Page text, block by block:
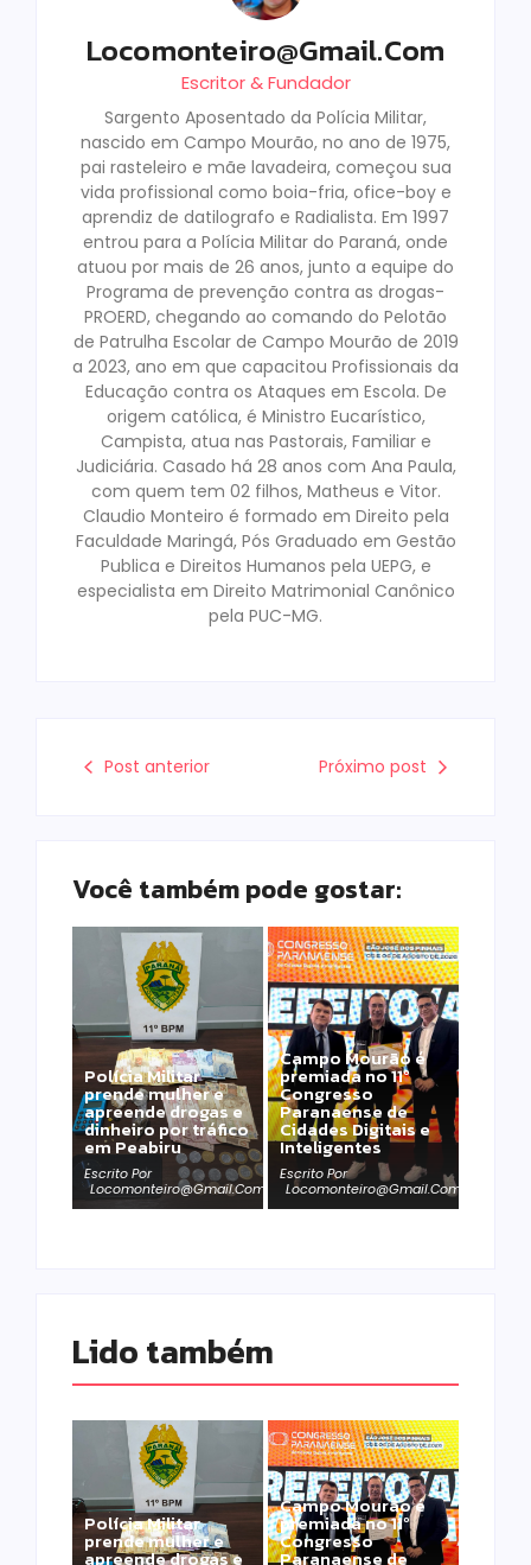
Locomonteiro@gmail.com
Escritor & Fundador
Sargento Aposentado da Polícia Militar,
nascido em Campo Mourão, no ano de 1975,
pai rasteleiro e mãe lavadeira, começou sua
vida profissional como boia-fria, ofice-boy e
aprendiz de datilografo e Radialista. Em 1997
entrou para a Polícia Militar do Paraná, onde
atuou por mais de 26 anos, junto a equipe do
Programa de prevenção contra as drogas-
PROERD, chegando ao comando do Pelotão
de Patrulha Escolar de Campo Mourão de 2019
a 2023, ano em que capacitou Profissionais da
Educação contra os Ataques em Escola. De
origem católica, é Ministro Eucarístico,
Campista, atua nas Pastorais, Familiar e
Judiciária. Casado há 28 anos com Ana Paula,
com quem tem 02 filhos, Matheus e Vitor.
Claudio Monteiro é formado em Direito pela
Faculdade Maringá, Pós Graduado em Gestão
Publica e Direitos Humanos pela UEPG, e
especialista em Direito Matrimonial Canônico
pela PUC-MG.
Post anterior Próximo post
Você também pode gostar:
Polícia Militar
prende mulher e
apreende drogas e
dinheiro por tráfico
em Peabiru
Escrito Por
Locomonteiro@gmail.com
Campo Mourão é
premiada no 11º
Congresso
Paranaense de
Cidades Digitais e
Inteligentes
Escrito Por
Locomonteiro@gmail.com
Lido também
Polícia Militar
prende mulher e
apreende drogas e
Campo Mourão é
premiada no 11º
Congresso
Paranaense de